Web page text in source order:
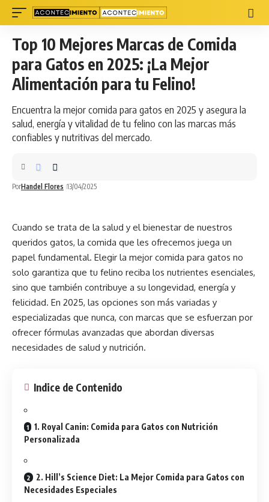
Top 10 Mejores Marcas de Comida
para Gatos en 2025: ¡La Mejor
Alimentación para tu Felino!
Encuentra la mejor comida para gatos en 2025 y asegura la
salud, energía y vitalidad de tu felino con las marcas más
confiables y nutritivas del mercado.
PorHandel Flores 13/04/2025
Cuando se trata de la salud y el bienestar de nuestros
queridos gatos, la comida que les ofrecemos juega un
papel fundamental. Elegir la mejor comida para gatos no
solo garantiza que tu felino reciba los nutrientes esenciales,
sino que también contribuye a su longevidad, energía y
felicidad. En 2025, las opciones son más variadas y
especializadas que nunca, con marcas que se esfuerzan por
ofrecer fórmulas avanzadas que abordan diversas
necesidades de salud y nutrición.
Indice de Contenido
1. Royal Canin: Comida para Gatos con Nutrición
Personalizada
2. Hill’s Science Diet: La Mejor Comida para Gatos con
Necesidades Especiales